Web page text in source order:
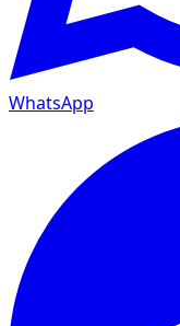
WhatsApp